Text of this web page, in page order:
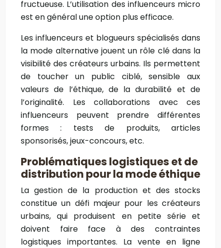
fructueuse. L’utilisation des influenceurs micro
est en général une option plus efficace.
Les influenceurs et blogueurs spécialisés dans
la mode alternative jouent un rôle clé dans la
visibilité des créateurs urbains. Ils permettent
de toucher un public ciblé, sensible aux
valeurs de l’éthique, de la durabilité et de
l’originalité. Les collaborations avec ces
influenceurs peuvent prendre différentes
formes : tests de produits, articles
sponsorisés, jeux-concours, etc.
Problématiques logistiques et de
distribution pour la mode éthique
La gestion de la production et des stocks
constitue un défi majeur pour les créateurs
urbains, qui produisent en petite série et
doivent faire face à des contraintes
logistiques importantes. La vente en ligne